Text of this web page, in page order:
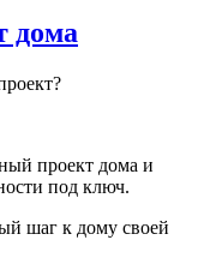
дома
проект дома и
под ключ.
шаг к дому своей